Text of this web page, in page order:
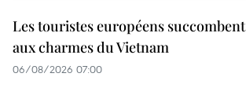
Les touristes européens succombent
aux charmes du Vietnam
06/08/2026 07:00